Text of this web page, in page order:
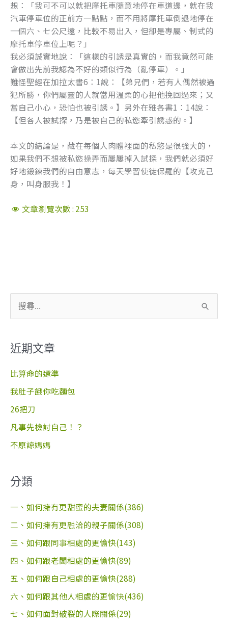
想：「我可不可以就把摩托車隨意地停在車道邊，就在我
汽車停車位的正前方一點點，而不用將摩托車倒退地停在
一個六、七公尺遠，比較不易出入，但卻是專屬、制式的
摩托車停車位上呢？」
我必須誠實地說：「這樣的引誘是真實的，而我竟然可能
會做出先前我認為不好的類似行為（亂停車）。」
難怪聖經在加拉太書6：1說：【弟兄們，若有人偶然被過
犯所勝，你們屬靈的人就當用溫柔的心把他挽回過來；又
當自己小心，恐怕也被引誘。】另外在雅各書1：14說：
【但各人被試探，乃是被自己的私慾牽引誘惑的。】
本文的結論是，藏在每個人肉體裡面的私慾是很強大的，
如果我們不想被私慾操弄而屢屢掉入試探，我們就必須好
好地鍛鍊我們的自由意志，每天學習使徒保羅的【攻克己
身，叫身服我！】
文章瀏覽次數 : 253
尋
鍵
字
:
近期文章
比算命的還準
我肚子餓你吃麵包
26把刀
凡事先檢討自己！？
不原諒媽媽
分類
一、如何擁有更甜蜜的夫妻關係(386)
二、如何擁有更融洽的親子關係(308)
三、如何跟同事相處的更愉快(143)
四、如何跟老闆相處的更愉快(89)
五、如何跟自己相處的更愉快(288)
六、如何跟其他人相處的更愉快(436)
七、如何面對破裂的人際關係(29)